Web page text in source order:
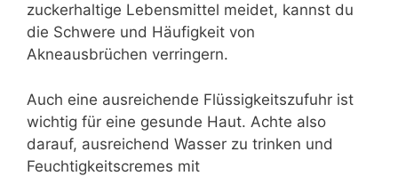
zuckerhaltige Lebensmittel meidet, kannst du
die Schwere und Häufigkeit von
Akneausbrüchen verringern.
Auch eine ausreichende Flüssigkeitszufuhr ist
wichtig für eine gesunde Haut. Achte also
darauf, ausreichend Wasser zu trinken und
Feuchtigkeitscremes mit